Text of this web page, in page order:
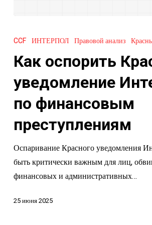
оспорить
уведомление
Интерпола
по
финансовым
преступлениям
CCF ИНТЕРПОЛ Правовой анализ
Как оспорить
уведомление
по финансовым
преступлениям
Оспаривание Красного уведомления
быть критически важным для лиц,
финансовых и административных…
25 июня 2025